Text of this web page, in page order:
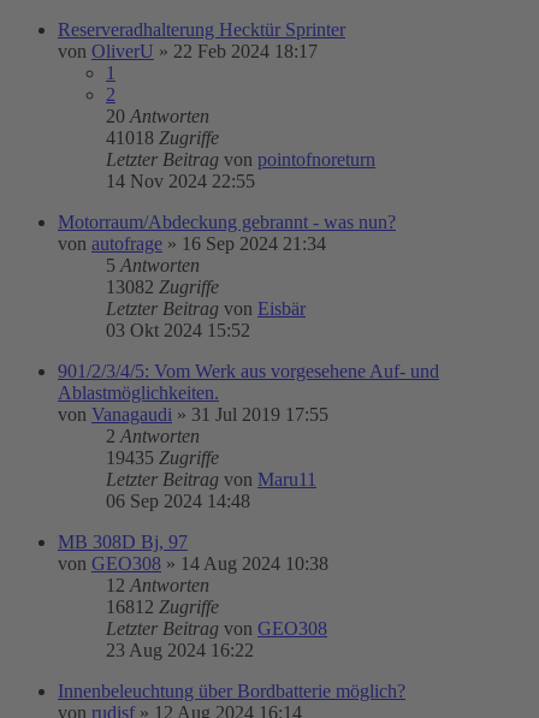
Reserveradhalterung Hecktür Sprinter
von OliverU » 22 Feb 2024 18:17
1
2
20 Antworten
41018 Zugriffe
Letzter Beitrag von pointofnoreturn
14 Nov 2024 22:55
Motorraum/Abdeckung gebrannt - was nun?
von autofrage » 16 Sep 2024 21:34
5 Antworten
13082 Zugriffe
Letzter Beitrag von Eisbär
03 Okt 2024 15:52
901/2/3/4/5: Vom Werk aus vorgesehene Auf- und
Ablastmöglichkeiten.
von Vanagaudi » 31 Jul 2019 17:55
2 Antworten
19435 Zugriffe
Letzter Beitrag von Maru11
06 Sep 2024 14:48
MB 308D Bj, 97
von GEO308 » 14 Aug 2024 10:38
12 Antworten
16812 Zugriffe
Letzter Beitrag von GEO308
23 Aug 2024 16:22
Innenbeleuchtung über Bordbatterie möglich?
von rudisf » 12 Aug 2024 16:14